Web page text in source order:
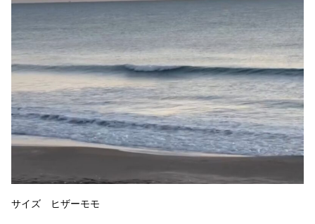
サイズ ヒザーモモ